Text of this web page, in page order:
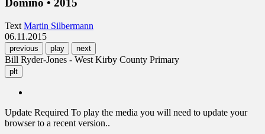
Domino • 2015
Text Martin Silbermann
06.11.2015
previous play next
Bill Ryder-Jones - West Kirby County Primary
plt
Update Required To play the media you will need to update your
browser to a recent version..